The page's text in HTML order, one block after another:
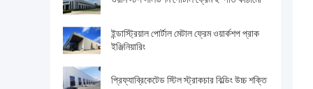
ইন্ডাস্ট্রিয়াল পোর্টাল মেটাল ফ্রেম ওয়ার্কশপ প্রাক
ইঞ্জিনিয়ারিং
প্রিফ্যাব্রিকেটেড স্টিল স্ট্রাকচার বিল্ডিং উচ্চ শক্তি